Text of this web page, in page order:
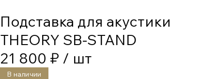
Подставка для акустики
THEORY SB-STAND
21 800 ₽ / шт
В наличии